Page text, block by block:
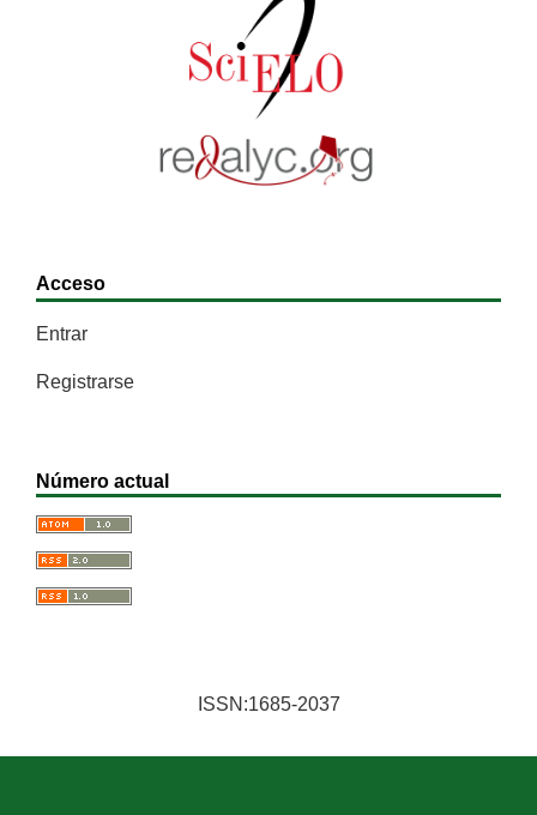
Acceso
Entrar
Registrarse
Número actual
ISSN:1685-2037